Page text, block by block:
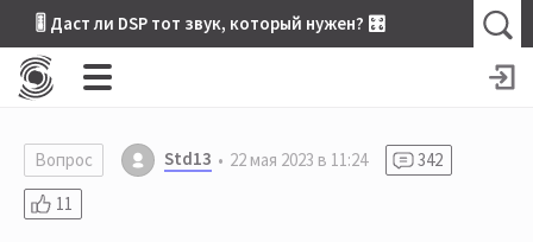
🎚 Даст ли DSP тот звук, который нужен? 🎛
Вопрос Std13 22 мая 2023 в 11:24
342
11